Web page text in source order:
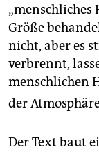
„menschliches
Größe
nicht, aber es
verbrennt,
menschlichen
der
Der Text baut